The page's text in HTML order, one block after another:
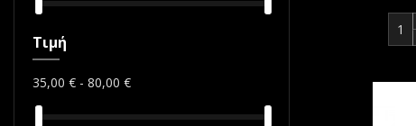
Τιμή
35,00 € - 80,00 €